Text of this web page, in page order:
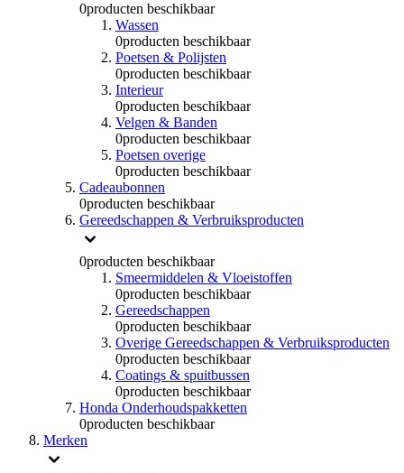
0producten beschikbaar
Wassen
0producten beschikbaar
Poetsen & Polijsten
0producten beschikbaar
Interieur
0producten beschikbaar
Velgen & Banden
0producten beschikbaar
Poetsen overige
0producten beschikbaar
Cadeaubonnen
0producten beschikbaar
Gereedschappen & Verbruiksproducten
0producten beschikbaar
Smeermiddelen & Vloeistoffen
0producten beschikbaar
Gereedschappen
0producten beschikbaar
Overige Gereedschappen & Verbruiksproducten
0producten beschikbaar
Coatings & spuitbussen
0producten beschikbaar
Honda Onderhoudspakketten
0producten beschikbaar
Merken